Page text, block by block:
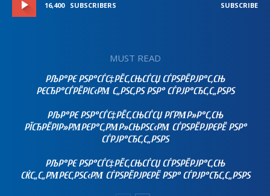
16,400 SUBSCRIBERS SUBSCRIBE
MUST READ
РЉР°РЄ РЅР°СЃС‡РЁС‚СЊСЃСЏ СЃРЅРЁРЈР°С‚СЊ
РЄСЂР°СЃРЁРІС‹РΜ С„РЅС‚РЅ РЅР° СЃРЈР°СЂС‚С„РЅРЅ
РЉР°РЄ РЅР°СЃС‡РЁС‚СЊСЃСЏ РҐРΜР»Р°С‚СЊ
РЇСЂРЁРІР»РΜРЄР°С‚РΜР»СЊРЅС‹РΜ СЃРЅРЁРЈРЄРЁ РЅР°
СЃРЈР°СЂС‚С„РЅРЅ
РЉР°РЄ РЅР°СЃС‡РЁС‚СЊСЃСЏ СЃРЅРЁРЈР°С‚СЊ
СЌС„С„РΜРЄС‚РЅС‹РΜ СЃРЅРЁРЈРЄРЁ РЅР° СЃРЈР°СЂС‚С„РЅРЅ